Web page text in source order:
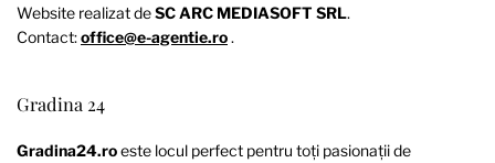
Website realizat deSC ARC MEDIASOFT SRL.
Contact:office@e-agentie.ro.
Gradina 24
Gradina24.roeste locul perfect pentru toți pasionații de